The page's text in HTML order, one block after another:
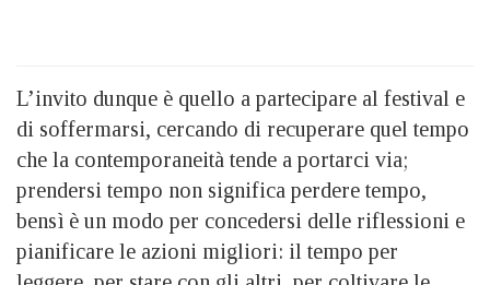
L’invito dunque è quello a partecipare al festival e
di soffermarsi, cercando di recuperare quel tempo
che la contemporaneità tende a portarci via;
prendersi tempo non significa perdere tempo,
bensì è un modo per concedersi delle riflessioni e
pianificare le azioni migliori: il tempo per